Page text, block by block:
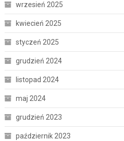
wrzesień 2025
kwiecień 2025
styczeń 2025
grudzień 2024
listopad 2024
maj 2024
grudzień 2023
październik 2023